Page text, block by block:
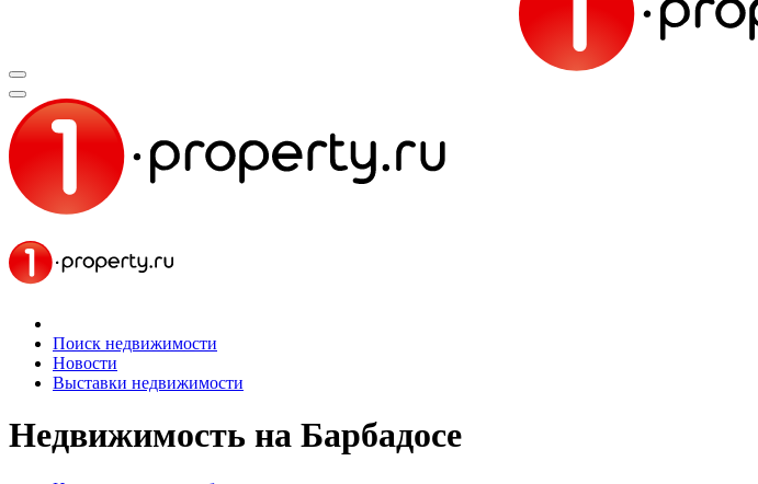
Поиск недвижимости
Новости
Выставки недвижимости
Недвижимость на Барбадосе